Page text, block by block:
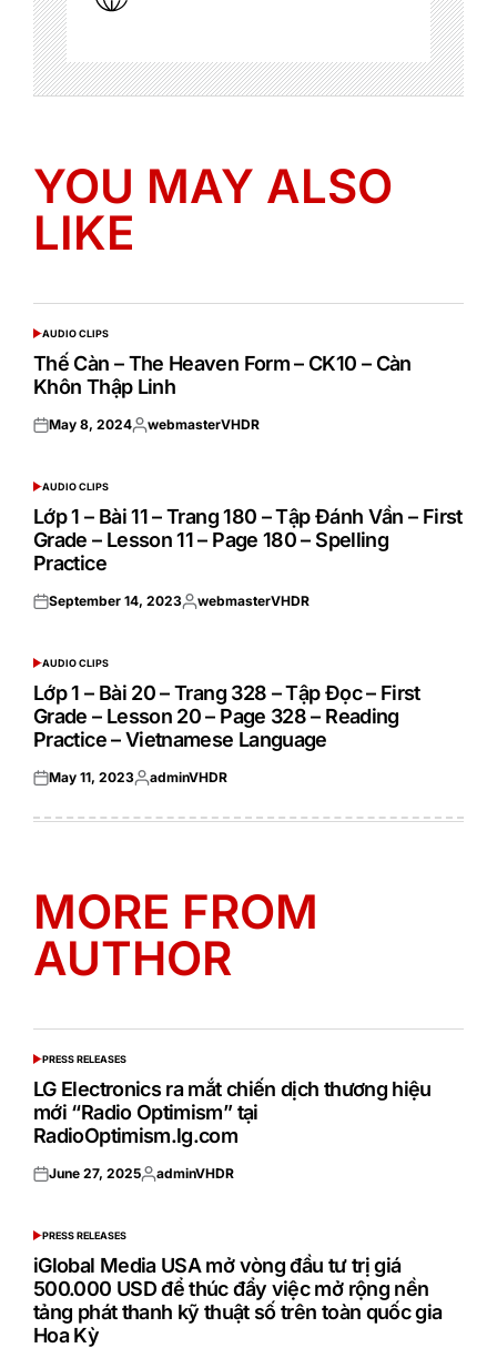
YOU MAY ALSO
LIKE
POSTED
IN
AUDIO CLIPS
Thế Càn – The Heaven Form – CK10 – Càn
Khôn Thập Linh
Posted
May 8, 2024Posted
webmasterVHDR
POSTED
IN
AUDIO CLIPS
Lớp 1 – Bài 11 – Trang 180 – Tập Đánh Vần – First
Grade – Lesson 11 – Page 180 – Spelling
Practice
Posted
September 14, 2023Posted
webmasterVHDR
POSTED
IN
AUDIO CLIPS
Lớp 1 – Bài 20 – Trang 328 – Tập Đọc – First
Grade – Lesson 20 – Page 328 – Reading
Practice – Vietnamese Language
Posted
May 11, 2023Posted
adminVHDR
MORE FROM
AUTHOR
POSTED
IN
PRESS RELEASES
LG Electronics ra mắt chiến dịch thương hiệu
mới “Radio Optimism” tại
RadioOptimism.lg.com
Posted
June 27, 2025Posted
adminVHDR
POSTED
IN
PRESS RELEASES
iGlobal Media USA mở vòng đầu tư trị giá
500.000 USD để thúc đẩy việc mở rộng nền
tảng phát thanh kỹ thuật số trên toàn quốc gia
Hoa Kỳ